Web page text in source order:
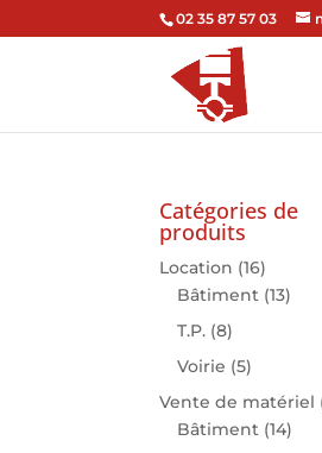
02 35 87 57 03
Catégories de
produits
Location (16)
Bâtiment (13)
T.P. (8)
Voirie (5)
Vente de matériel
Bâtiment (14)